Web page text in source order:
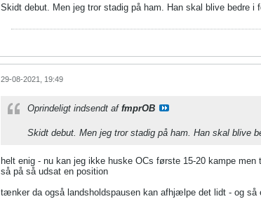
Skidt debut. Men jeg tror stadig på ham. Han skal blive bedre i
29-08-2021, 19:49
Oprindeligt indsendt af fmprOB
Skidt debut. Men jeg tror stadig på ham. Han skal blive
helt enig - nu kan jeg ikke huske OCs første 15-20 kampe
så på så udsat en position
tænker da også landsholdspausen kan afhjælpe det lidt - og